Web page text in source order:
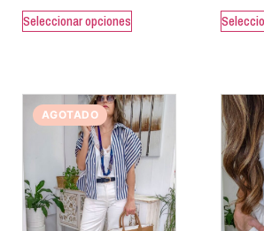
Seleccionar opciones
AGOTADO